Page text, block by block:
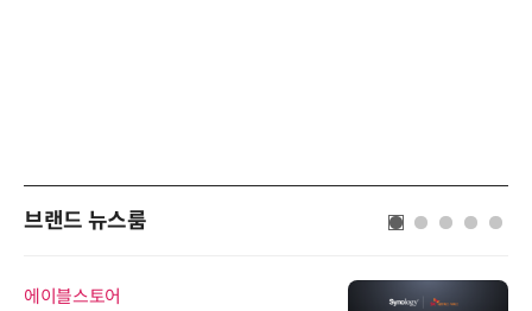
브랜드 뉴스룸
에이블스토어